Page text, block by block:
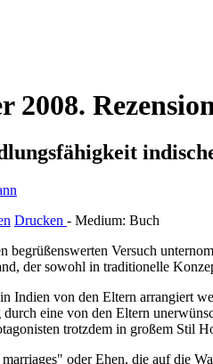
2008.
Drucken - Medium: Buch
begrüßenswerten Versuch
der sowohl in traditionelle
Indien von den Eltern arrangiert
eine von den Eltern
trotzdem in großem Stil
oder Ehen, die auf die